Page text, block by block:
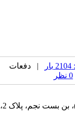
| دفعات
تهران، خیابان فلسطین، (بین بزرگمهر و انقلاب)، بن بست نجم، پلاک 2،